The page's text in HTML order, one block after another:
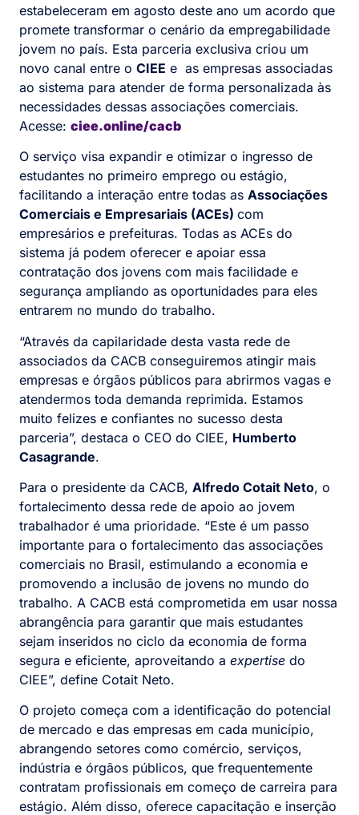
estabeleceram em agosto deste ano um acordo que
promete transformar o cenário da empregabilidade
jovem no país. Esta parceria exclusiva criou um
novo canal entre o CIEE e as empresas associadas
ao sistema para atender de forma personalizada às
necessidades dessas associações comerciais.
Acesse: ciee.online/cacb
O serviço visa expandir e otimizar o ingresso de
estudantes no primeiro emprego ou estágio,
facilitando a interação entre todas as Associações
Comerciais e Empresariais (ACEs) com
empresários e prefeituras. Todas as ACEs do
sistema já podem oferecer e apoiar essa
contratação dos jovens com mais facilidade e
segurança ampliando as oportunidades para eles
entrarem no mundo do trabalho.
“Através da capilaridade desta vasta rede de
associados da CACB conseguiremos atingir mais
empresas e órgãos públicos para abrirmos vagas e
atendermos toda demanda reprimida. Estamos
muito felizes e confiantes no sucesso desta
parceria”, destaca o CEO do CIEE, Humberto
Casagrande.
Para o presidente da CACB, Alfredo Cotait Neto, o
fortalecimento dessa rede de apoio ao jovem
trabalhador é uma prioridade. “Este é um passo
importante para o fortalecimento das associações
comerciais no Brasil, estimulando a economia e
promovendo a inclusão de jovens no mundo do
trabalho. A CACB está comprometida em usar nossa
abrangência para garantir que mais estudantes
sejam inseridos no ciclo da economia de forma
segura e eficiente, aproveitando a expertise do
CIEE”, define Cotait Neto.
O projeto começa com a identificação do potencial
de mercado e das empresas em cada município,
abrangendo setores como comércio, serviços,
indústria e órgãos públicos, que frequentemente
contratam profissionais em começo de carreira para
estágio. Além disso, oferece capacitação e inserção